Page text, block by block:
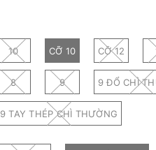
10 CỠ 10 CỠ 12
8 9 9 ĐỔ CHÌ
9 TAY THÉP CHÌ THƯỜNG